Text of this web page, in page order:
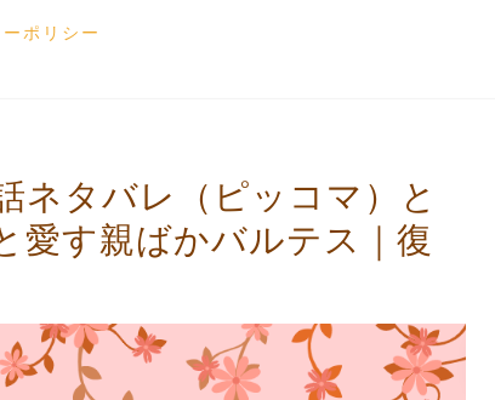
ポリシー
ネタバレ（ピッコマ）と
愛す親ばかバルテス｜復